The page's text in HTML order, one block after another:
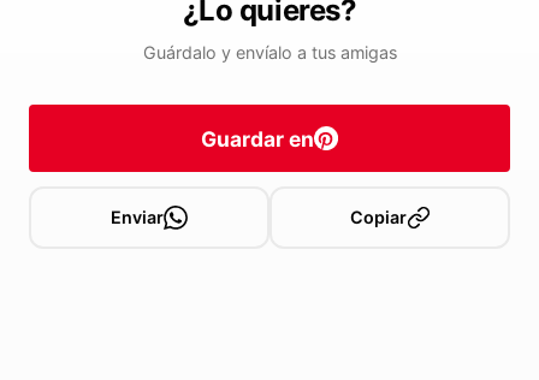
¿Lo quieres?
Guárdalo y envíalo a tus amigas
Guardar en
Enviar Copiar